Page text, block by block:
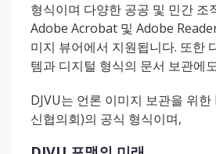
형식이며 다양한 공공 및 민간 조
Adobe Acrobat 및 Adobe
미지 뷰어에서 지원됩니다. 또한
템과 디지털 형식의 문서 보관에
DJVU는 언론 이미지 보관을 위
신협의회)의 공식 형식이며,